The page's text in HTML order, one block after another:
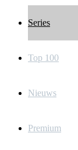
Series
Top 100
Nieuws
Premium